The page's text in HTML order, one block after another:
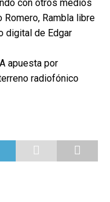
con otros medios
Rambla libre
digital de Edgar
apuesta por
radiofónico